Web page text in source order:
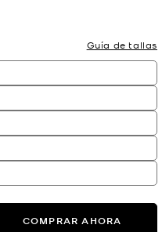
Guía de tallas
COMPRAR AHORA